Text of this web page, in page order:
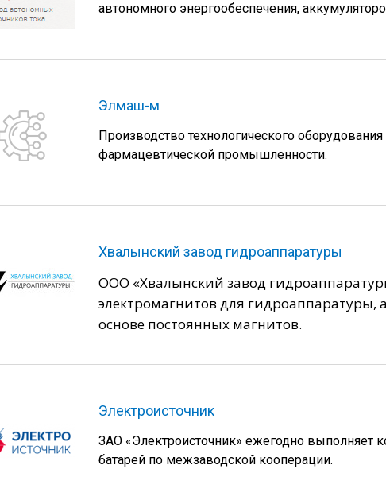
автономного энергообеспечения,
Элмаш-м
Производство технологического
фармацевтической промышленности.
Хвалынский завод гидроаппаратуры
ООО «Хвалынский завод
электромагнитов для
основе постоянных магнитов.
Электроисточник
ЗАО «Электроисточник» ежегодно выполняет
батарей по межзаводской кооперации.